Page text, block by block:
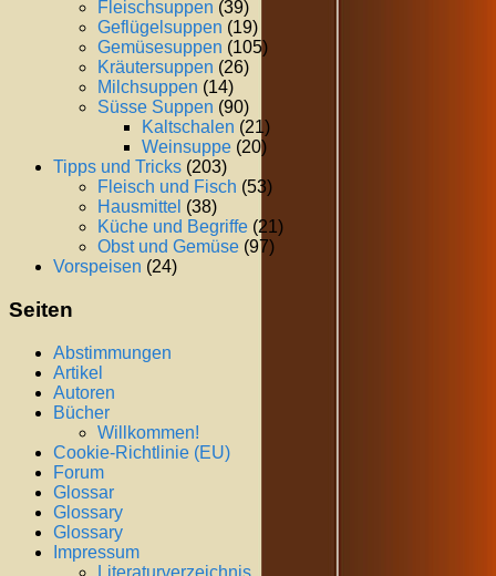
Fleischsuppen (39)
Geflügelsuppen (19)
Gemüsesuppen (105)
Kräutersuppen (26)
Milchsuppen (14)
Süsse Suppen (90)
Kaltschalen (21)
Weinsuppe (20)
Tipps und Tricks (203)
Fleisch und Fisch (53)
Hausmittel (38)
Küche und Begriffe (21)
Obst und Gemüse (97)
Vorspeisen (24)
Seiten
Abstimmungen
Artikel
Autoren
Bücher
Willkommen!
Cookie-Richtlinie (EU)
Forum
Glossar
Glossary
Glossary
Impressum
Literaturverzeichnis